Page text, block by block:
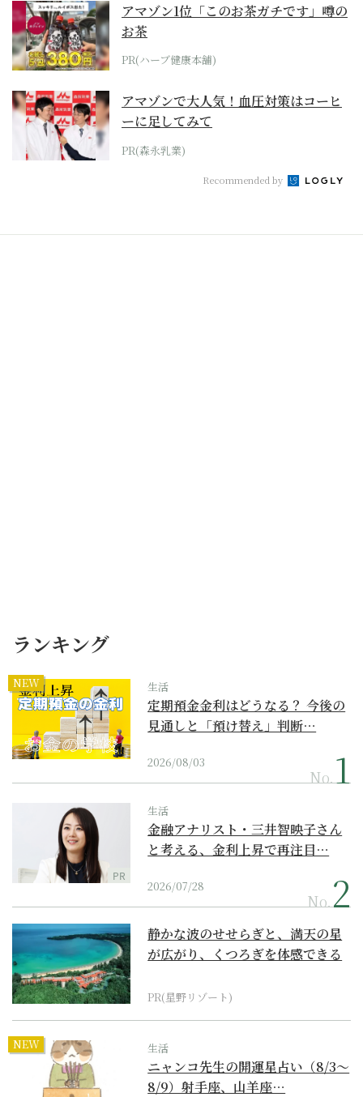
アマゾン1位「このお茶ガチです」噂の
お茶
PR(ハーブ健康本舗)
アマゾンで大人気！血圧対策はコーヒ
ーに足してみて
PR(森永乳業)
Recommended by
ランキング
NEW 生活
定期預金金利はどうなる？ 今後の
見通しと「預け替え」判断…
2026/08/03
No.
PR
生活
金融アナリスト・三井智映子さん
と考える、金利上昇で再注目…
2026/07/28
No.
静かな波のせせらぎと、満天の星
が広がり、くつろぎを体感できる
PR(星野リゾート)
NEW 生活
ニャンコ先生の開運星占い（8/3～
8/9）射手座、山羊座…